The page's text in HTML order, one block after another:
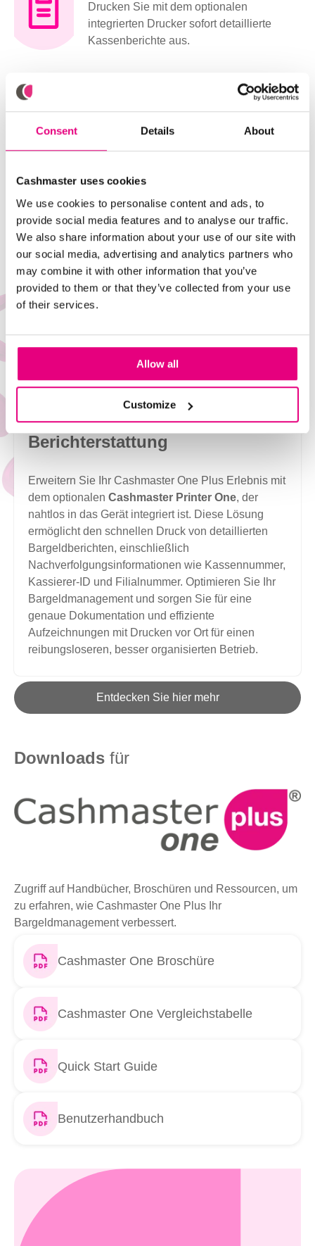
Consent Details About
Cashmaster uses cookies
We use cookies to personalise content and ads, to
provide social media features and to analyse our traffic.
We also share information about your use of our site with
our social media, advertising and analytics partners who
may combine it with other information that you’ve
provided to them or that they’ve collected from your use
of their services.
Allow all
Customize
Drucken Sie mit dem optionalen
integrierten Drucker sofort detaillierte
Kassenberichte aus.
Verbessern Sie Ihre
Berichterstattung
Erweitern Sie Ihr Cashmaster One Plus Erlebnis mit
dem optionalen Cashmaster Printer One, der
nahtlos in das Gerät integriert ist. Diese Lösung
ermöglicht den schnellen Druck von detaillierten
Bargeldberichten, einschließlich
Nachverfolgungsinformationen wie Kassennummer,
Kassierer-ID und Filialnummer. Optimieren Sie Ihr
Bargeldmanagement und sorgen Sie für eine
genaue Dokumentation und effiziente
Aufzeichnungen mit Drucken vor Ort für einen
reibungsloseren, besser organisierten Betrieb.
Entdecken Sie hier mehr
Downloads für
Zugriff auf Handbücher, Broschüren und Ressourcen, um
zu erfahren, wie Cashmaster One Plus Ihr
Bargeldmanagement verbessert.
Cashmaster One Broschüre
Cashmaster One Vergleichstabelle
Quick Start Guide
Benutzerhandbuch